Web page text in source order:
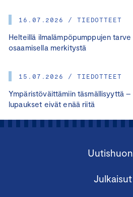
16.07.2026 / TIEDOTTEET
Helteillä ilmalämpöpumppujen
osaamisella merkitystä
15.07.2026 / TIEDOTTEET
Ympäristöväittämiin täsmällisyyttä
lupaukset eivät enää riitä
Julkaisut